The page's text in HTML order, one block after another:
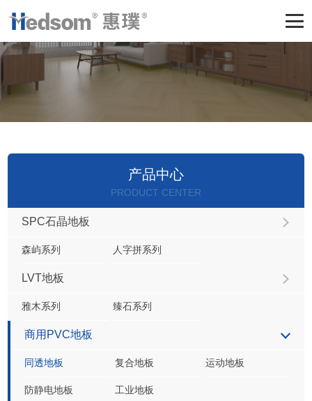
产品中心
PRODUCT CENTER
SPC石晶地板
森屿系列 人字拼系列
LVT地板
雅木系列 臻石系列
商用PVC地板
同透地板 复合地板 运动地板
防静电地板 工业地板